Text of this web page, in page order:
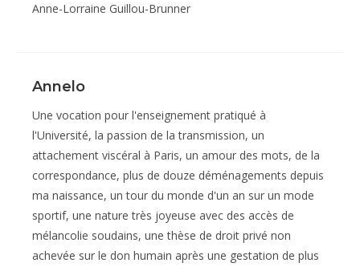
Anne-Lorraine Guillou-Brunner
Annelo
Une vocation pour l'enseignement pratiqué à
l'Université, la passion de la transmission, un
attachement viscéral à Paris, un amour des mots, de la
correspondance, plus de douze déménagements depuis
ma naissance, un tour du monde d'un an sur un mode
sportif, une nature très joyeuse avec des accès de
mélancolie soudains, une thèse de droit privé non
achevée sur le don humain après une gestation de plus